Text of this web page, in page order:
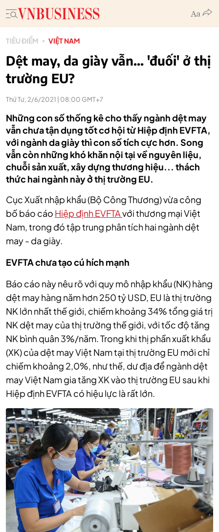
TIÊU ĐIỂM VIỆT NAM
Dệt may, da giày vẫn... 'đuối' ở thị
trường EU?
Thứ Tư, 2/6/2021 | 08:00 GMT+7
Những con số thống kê cho thấy ngành dệt may
vẫn chưa tận dụng tốt cơ hội từ Hiệp định EVFTA,
với ngành da giày thì con số tích cực hơn. Song
vẫn còn những khó khăn nội tại về nguyên liệu,
chuỗi sản xuất, xây dựng thương hiệu... thách
thức hai ngành này ở thị trường EU.
Cục Xuất nhập khẩu (Bộ Công Thương) vừa công
bố báo cáo Hiệp định EVFTAvới thương mại Việt
Nam, trong đó tập trung phân tích hai ngành dệt
may - da giày.
EVFTA chưa tạo cú hích mạnh
Báo cáo này nêu rõ với quy mô nhập khẩu (NK) hàng
dệt may hàng năm hơn 250 tỷ USD, EU là thị trường
NK lớn nhất thế giới, chiếm khoảng 34% tổng giá trị
NK dệt may của thị trường thế giới, với tốc độ tăng
NK bình quân 3%/năm. Trong khi thị phần xuất khẩu
(XK) của dệt may Việt Nam tại thị trường EU mới chỉ
chiếm khoảng 2,0%, như thế, dư địa để ngành dệt
may Việt Nam gia tăng XK vào thị trường EU sau khi
Hiệp định EVFTA có hiệu lực là rất lớn.